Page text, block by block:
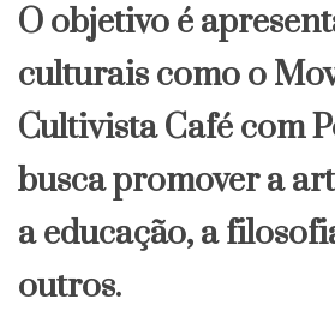
O objetivo é
culturais como o
Cultivista Café com
busca promover a
a educação, a
outros.